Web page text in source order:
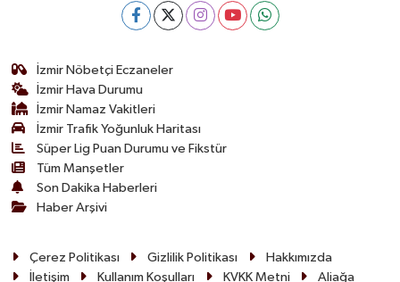
İzmir Nöbetçi Eczaneler
İzmir Hava Durumu
İzmir Namaz Vakitleri
İzmir Trafik Yoğunluk Haritası
Süper Lig Puan Durumu ve Fikstür
Tüm Manşetler
Son Dakika Haberleri
Haber Arşivi
Çerez Politikası Gizlilik Politikası
Hakkımızda
İletişim
Kullanım Koşulları KVKK Metni Aliağa